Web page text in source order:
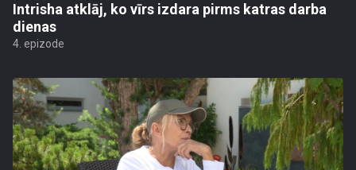
Intrisha atklāj, ko vīrs izdara pirms katras darba
dienas
4. epizode